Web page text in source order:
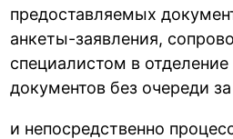
предоставляемых
анкеты-заявления,
специалистом в
документов без очереди
и непосредственно